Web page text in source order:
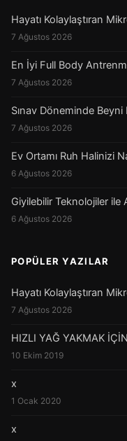
Hayatı Kolaylaştıran
7 Ağustos 2026
En İyi Full Body
7 Ağustos 2026
Sınav Döneminde
7 Ağustos 2026
Ev Ortamı Ruh Halinizi
6 Ağustos 2026
Giyilebilir Teknolojiler ile
6 Ağustos 2026
POPÜLER YAZILAR
Hayatı Kolaylaştıran
7 Ağustos 2026
HIZLI YAĞ YAKMAK
10 Ekim 2019
x
1 Ocak 2020
x